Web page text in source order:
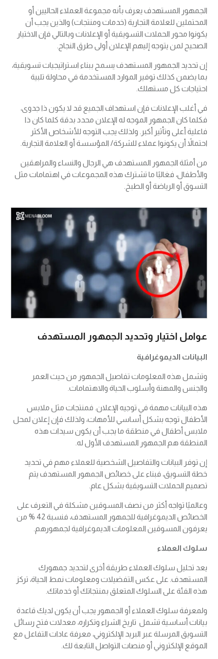
الجمهور المستهدف يعرف بأنه مجموعة العملاء الحاليين أو
المحتملين للعلامة التجارية (خدمات ومنتجات) والذين يجب أن
يكونوا محور الحملات التسويقية أو الإعلانات وبالتالي فإن الاختيار
الصحيح لمن يتوجه إليهم الإعلان أولى طرق النجاح.
إن تحديد الجمهور المستهدف يسمح ببناء استراتيجيات تسويقية،
بما يضمن كذلك توفير الموارد المستخدمة في محاولة تلبية
احتياجات كل مستهلك.
في أغلب الإعلانات فإن استهداف الجميع قد لا يكون ذا جدوى،
فكلما كان الجمهور الموجه له الإعلان محدد بدقة كلما كان ذا
فاعلية أعلى وتأثير أكبر. ولذلك يجب التوجه للأشخاص الأكثر
احتمالاً أن يكونوا عملاء للشركة/ المؤسسة أو العلامة التجارية.
من أمثلة الجمهور المستهدف هي الرجال والنساء والمراهقين
والأطفال، فغالبًا ما تشترك هذه المجموعات في اهتمامات مثل
التسوق أو الرياضة أو الطبخ.
عوامل اختيار وتحديد الجمهور المستهدف
البيانات الديموغرافية
وتشمل هذه المعلومات تفاصيل الجمهور من حيث العمر
والجنس والمهنة وأسلوب الحياة والاهتمامات.
هذه البيانات مهمة في توجيه الإعلان. فمنتجات مثل ملابس
الأطفال توجه بشكل أساسي للأمهات، ولذلك فإن إعلان لمحل
ملابس أطفال في منطقة ما يجب أن يكون سيدات هذه
المنطقة هم الجمهور المستهدف الأول له.
إن توفر البيانات والتفاصيل الشخصية للعملاء مهم في تحديد
خطة التسويق، فبناء على خصائص الجمهور المستهدف يتم
تصميم الحملات التسويقية بشكل عام.
وعالميًا تواجه أكثر من نصف المسوقين مشكلة في التعرف على
الخصائص الديموغرافية للجمهور المستهدف، فنسبة 42 % من
يعرفون المسوقين المعلومات الديموغرافية لجمهورهم.
سلوك العملاء
يعد تحليل سلوك العملاء طريقة أخرى لتحديد جمهورك
المستهدف. على عكس التفضيلات ومعلومات نمط الحياة، تركز
هذه الفئة على السلوك المتعلق بمنتجاتك أو خدماتك.
ولمعرفة سلوك العملاء أو الجمهور يجب أن يكون لديك قاعدة
بيانات أساسية تشمل تاريخ الشراء وتكراره، معدلات فتح رسائل
التسويق المرسلة عبر البريد الإلكتروني، معرفة عادات التفاعل مع
الموقع الإلكتروني أو منصات التواصل التابعة لك.